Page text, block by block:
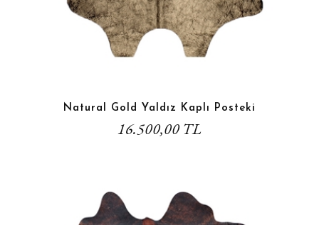
Natural Gold Yaldız Kaplı Posteki
16.500,00 TL